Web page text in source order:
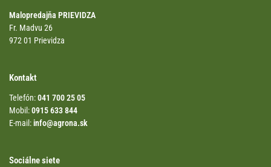
Malopredajňa PRIEVIDZA
Fr. Madvu 26
972 01 Prievidza
Kontakt
Telefón:041 700 25 05
Mobil:0915 633 844
E-mail:info@agrona.sk
Sociálne siete